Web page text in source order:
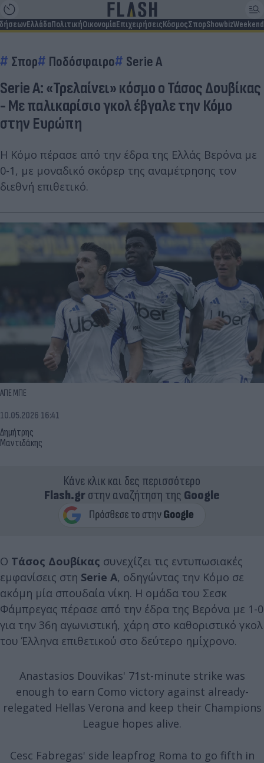
ΕλλάδαΠολιτικήΟικονομίαΕπιχειρήσειςΚόσμοςΣπορShowbizWeekend
Σπορ Ποδόσφαιρο Serie A
Serie A: «Τρελαίνει» κόσμο ο Τάσος Δουβίκας
- Με παλικαρίσιο γκολ έβγαλε την Κόμο
στην Ευρώπη
Η Κόμο πέρασε από την έδρα της Ελλάς Βερόνα με
0-1, με μοναδικό σκόρερ της αναμέτρησης τον
διεθνή επιθετικό.
ΑΠΕ ΜΠΕ
Δημήτρης
Μαντιδάκης
10.05.2026 16:41
Κάνε κλικ και δες περισσότερο
Flash.grστην αναζήτηση της Google
Ο Τάσος Δουβίκας συνεχίζει τις εντυπωσιακές
εμφανίσεις στη Serie A, οδηγώντας την Κόμο σε
ακόμη μία σπουδαία νίκη. Η ομάδα του Σεσκ
Φάμπρεγας πέρασε από την έδρα της Βερόνα με 1-0
για την 36η αγωνιστική, χάρη στο καθοριστικό γκολ
του Έλληνα επιθετικού στο δεύτερο ημίχρονο.
Anastasios Douvikas' 71st-minute strike was
enough to earn Como victory against already-
relegated Hellas Verona and keep their Champions
League hopes alive.
Cesc Fabregas' side leapfrog Roma to go fifth in